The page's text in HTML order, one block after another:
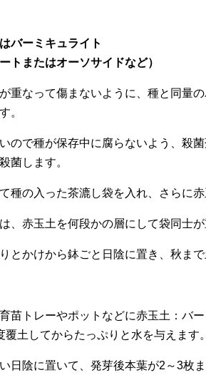
バーミキュライト
トまたはオーソサイドなど）
重なって傷まないように、種と同量
。
ので種が保存中に腐らないよう、殺
菌します。
種の入った茶漉し袋を入れ、さらに
、赤玉土を何段かの層にして袋同士
とかけから鉢ごと日陰に置き、秋ま
苗トレーやポットなどに赤玉土：バ
覆土してからたっぷりと水を与えます
日陰に置いて、発芽後本葉が2～3枚